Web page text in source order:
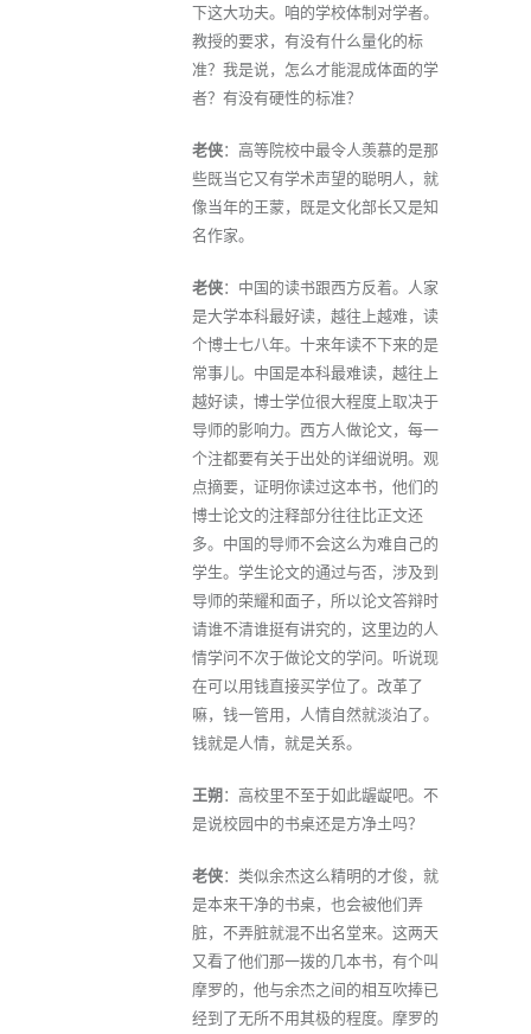
下这大功夫。咱的学校体制对学者。
教授的要求，有没有什么量化的标
准？我是说，怎么才能混成体面的学
者？有没有硬性的标准？
老侠：高等院校中最令人羡慕的是那
些既当它又有学术声望的聪明人，就
像当年的王蒙，既是文化部长又是知
名作家。
老侠：中国的读书跟西方反着。人家
是大学本科最好读，越往上越难，读
个博士七八年。十来年读不下来的是
常事儿。中国是本科最难读，越往上
越好读，博士学位很大程度上取决于
导师的影响力。西方人做论文，每一
个注都要有关于出处的详细说明。观
点摘要，证明你读过这本书，他们的
博士论文的注释部分往往比正文还
多。中国的导师不会这么为难自己的
学生。学生论文的通过与否，涉及到
导师的荣耀和面子，所以论文答辩时
请谁不清谁挺有讲究的，这里边的人
情学问不次于做论文的学问。听说现
在可以用钱直接买学位了。改革了
嘛，钱一管用，人情自然就淡泊了。
钱就是人情，就是关系。
王朔：高校里不至于如此龌龊吧。不
是说校园中的书桌还是方净土吗？
老侠：类似余杰这么精明的才俊，就
是本来干净的书桌，也会被他们弄
脏，不弄脏就混不出名堂来。这两天
又看了他们那一拨的几本书，有个叫
摩罗的，他与余杰之间的相互吹捧已
经到了无所不用其极的程度。摩罗的